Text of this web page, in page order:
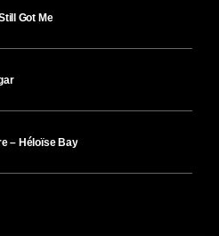
Got Me
– Héloïse Bay